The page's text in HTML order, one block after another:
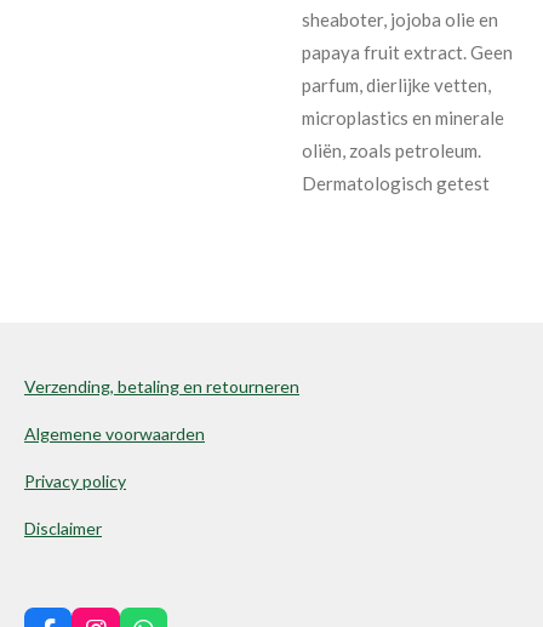
sheaboter, jojoba olie en
papaya fruit extract.Geen
parfum, dierlijke vetten,
microplastics en minerale
oliën, zoals petroleum.
Dermatologisch getest
Verzending, betaling en retourneren
Algemene voorwaarden
Privacy policy
Disclaimer